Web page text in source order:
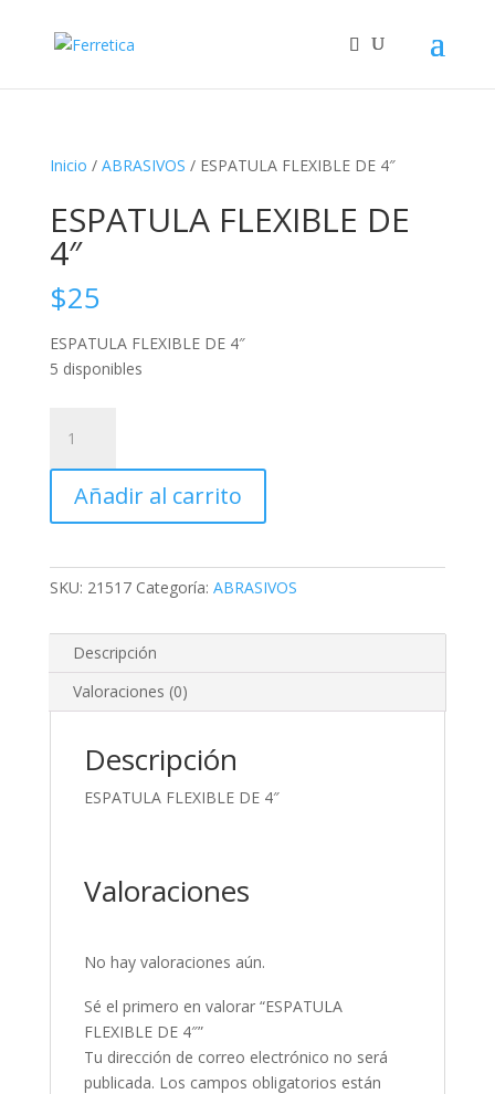
Inicio / ABRASIVOS / ESPATULA FLEXIBLE DE 4″
ESPATULA FLEXIBLE DE
4″
$25
ESPATULA FLEXIBLE DE 4″
5 disponibles
FLEXIBLE
DE
cantidad
Añadir al carrito
SKU: 21517 Categoría: ABRASIVOS
Descripción
Valoraciones (0)
Descripción
ESPATULA FLEXIBLE DE 4″
Valoraciones
No hay valoraciones aún.
Sé el primero en valorar “ESPATULA
FLEXIBLE DE 4″”
Tu dirección de correo electrónico no será
publicada. Los campos obligatorios están